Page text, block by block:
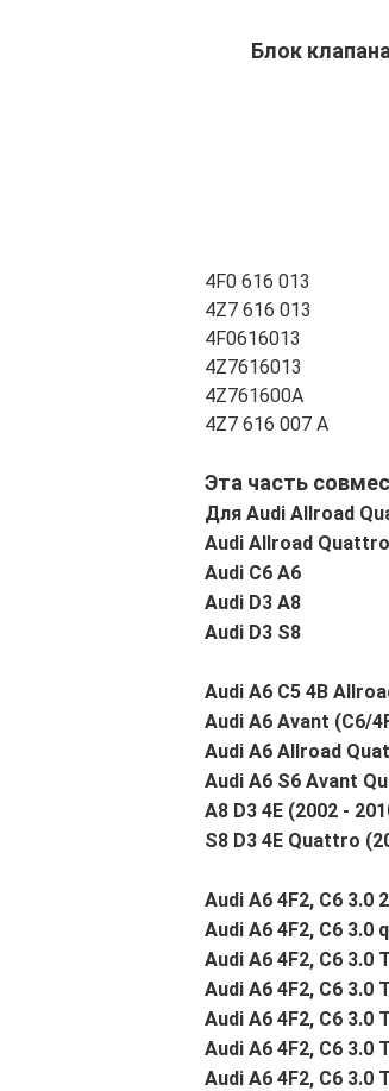
Блок
4F0 616 013
4Z7 616 013
4F0616013
4Z7616013
4Z761600A
4Z7 616 007 А
Эта часть
Для Audi Allroad
Audi Allroad Quattro
Audi C6 A6
Audi D3 A8
Audi D3 S8
Audi A6 C5 4B
Audi A6 Avant (C6/
Audi A6 Allroad
Audi A6 S6 Avant
A8 D3 4E (2002 -
S8 D3 4E Quattro
Audi A6 4F2, C6 3.0
Audi A6 4F2, C6 3.0
Audi A6 4F2, C6 3.0
Audi A6 4F2, C6 3.0
Audi A6 4F2, C6
Audi A6 4F2, C6 3.0
Audi A6 4F2, C6